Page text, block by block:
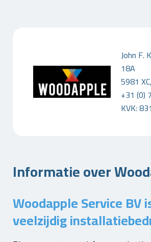
John F.
18A
5981
+31 (0)
KVK:
Informatie over
Woodapple Service BV
veelzijdig